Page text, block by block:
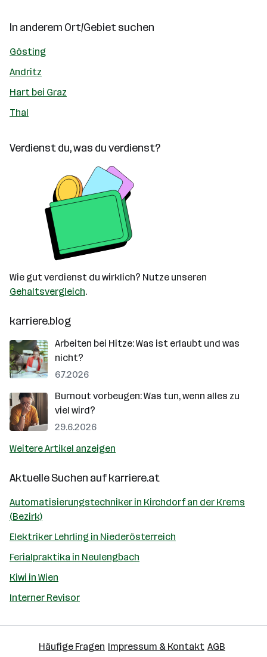
In anderem Ort/Gebiet suchen
Gösting
Andritz
Hart bei Graz
Thal
Verdienst du, was du verdienst?
Wie gut verdienst du wirklich? Nutze unseren
Gehaltsvergleich.
karriere.blog
Arbeiten bei Hitze: Was ist erlaubt und was
nicht?
6.7.2026
Burnout vorbeugen: Was tun, wenn alles zu
viel wird?
29.6.2026
Weitere Artikel anzeigen
Aktuelle Suchen aufkarriere.at
Automatisierungstechniker in Kirchdorf an der Krems
(Bezirk)
Elektriker Lehrling in Niederösterreich
Ferialpraktika in Neulengbach
Kiwi in Wien
Interner Revisor
Häufige Fragen Impressum & Kontakt AGB